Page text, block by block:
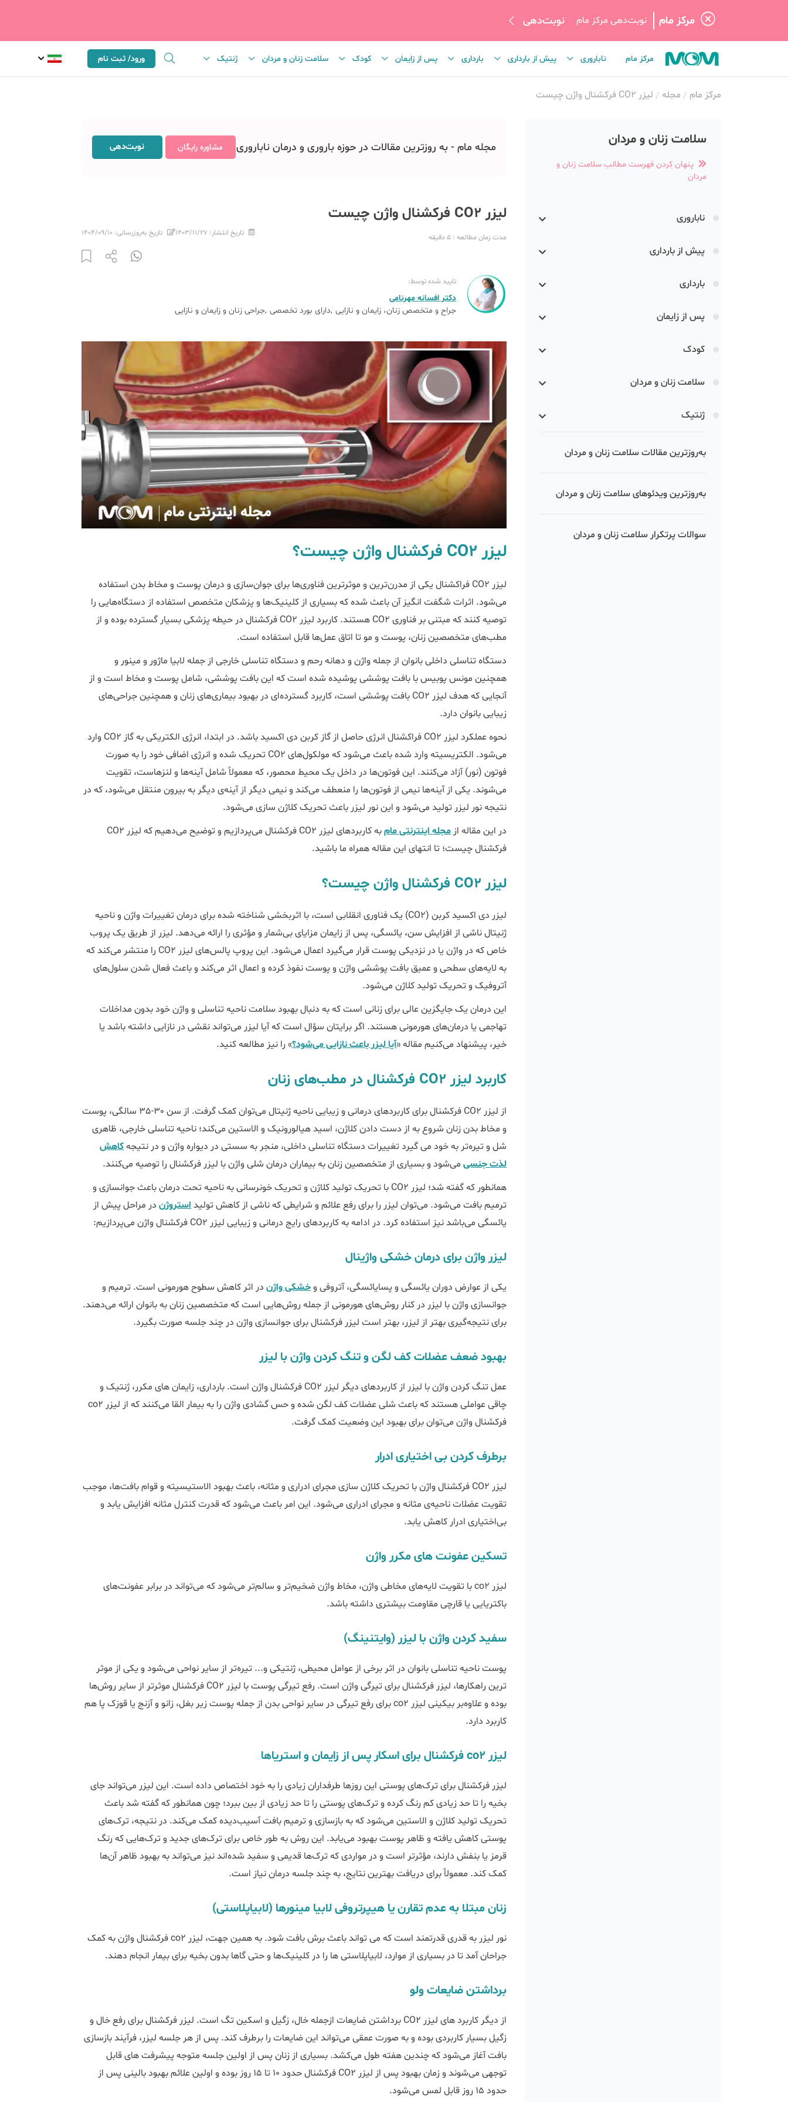
مرکز مام نوبت‌دهی مرکز مام نوبت‌دهی
مرکز مام ناباروری پیش از بارداری بارداری پس از زایمان کودک سلامت زنان و مردان ژنتیک ورود/ ثبت نام
مرکز مام مجله لیزر CO2 فرکشنال واژن چیست
سلامت زنان و مردان
پنهان کردن فهرست مطالب سلامت زنان و
مردان
ناباروری
پیش از بارداری
بارداری
پس از زایمان
کودک
سلامت زنان و مردان
ژنتیک
به‌روزترین مقالات سلامت زنان و مردان
به‌روزترین ویدئوهای سلامت زنان و مردان
سوالات پرتکرار سلامت زنان و مردان
مجله مام - به روزترین مقالات در حوزه باروری و درمان ناباروری مشاوره رایگان نوبت‌دهی
لیزر CO2 فرکشنال واژن چیست
مدت زمان مطالعه: 5 دقیقه تاریخ انتشار: ۱۴۰۳/۱۱/۲۷ تاریخ به‌روزرسانی:۱۴۰۴/۰۹/۱۰
تایید شده توسط:
دکتر افسانه مهرنامی
جراح و متخصص زنان، زایمان و نازایی دارای بورد تخصصی جراحی زنان و زایمان و نازایی
لیزر CO2 فرکشنال واژن چیست؟
لیزر CO2 فراکشنال یکی از مدرن‌ترین و موثرترین فناوری‌ها برای جوان‌سازی و درمان پوست و مخاط بدن استفاده
می‌شود. اثرات شگفت انگیز آن باعث شده که بسیاری از کلینیک‌ها و پزشکان متخصص استفاده از دستگاه‌هایی را
توصیه کنند که مبتنی بر فناوری CO2 هستند. کاربرد لیزر CO2 فرکشنال در حیطه پزشکی بسیار گسترده بوده و از
مطب‌های متخصصین زنان، پوست و مو تا اتاق عمل‌ها قابل استفاده است.
دستگاه تناسلی داخلی بانوان از جمله واژن و دهانه رحم و دستگاه تناسلی خارجی از جمله لابیا ماژور و مینور و
همچنین مونس پوبیس با بافت پوششی پوشیده شده است که این بافت پوششی، شامل پوست و مخاط است و از
آنجایی که هدف لیزر CO2 بافت پوششی است، کاربرد گسترده‌ای در بهبود بیماری‌های زنان و همچنین جراحی‌های
زیبایی بانوان دارد.
نحوه عملکرد لیزر CO2 فراکشنال انرژی حاصل از گاز کربن دی اکسید باشد. در ابتدا، انرژی الکتریکی به گاز CO2 وارد
می‌شود. الکتریسیته وارد شده باعث می‌شود که مولکول‌های CO2 تحریک شده و انرژی اضافی خود را به صورت
فوتون (نور) آزاد می‌کنند. این فوتون‌ها در داخل یک محیط محصور، که معمولاً شامل آینه‌ها و لنزهاست، تقویت
می‌شوند. یکی از آینه‌ها نیمی از فوتون‌ها را منعطف می‌کند و نیمی دیگر از آینه‌ی دیگر به بیرون منتقل می‌شود، که در
نتیجه نور لیزر تولید می‌شود و این نور لیزر باعث تحریک کلاژن سازی می‌شود.
در این مقاله ازمجله اینترنتی مام
به کاربردهای لیزر CO2 فرکشنال می‌پردازیم و توضیح می‌دهیم که لیزر CO2
فرکشنال چیست؛ تا انتهای این مقاله همراه ما باشید.
لیزر CO2 فرکشنال واژن چیست؟
لیزر دی اکسید کربن (CO2) یک فناوری انقلابی است، با اثربخشی شناخته شده برای درمان تغییرات واژن و ناحیه
ژنیتال ناشی از افزایش سن، یائسگی، پس از زایمان مزایای بی‌شمار و مؤثری را ارائه می‌دهد. لیزر از طریق یک پروب
خاص که در واژن یا در نزدیکی پوست قرار می‌گیرد اعمال می‌شود. این پروپ پالس‌های لیزر CO2 را منتشر می‌کند که
به لایه‌های سطحی و عمیق بافت پوششی واژن و پوست نفوذ کرده و اعمال اثر می‌کند و باعث فعال شدن سلول‌های
آتروفیک و تحریک تولید کلاژن می‌شود.
این درمان یک جایگزین عالی برای زنانی است که به دنبال بهبود سلامت ناحیه تناسلی و واژن خود بدون مداخلات
تهاجمی یا درمان‌های هورمونی هستند. اگر برایتان سؤال است که آیا لیزر می‌تواند نقشی در نازایی داشته باشد یا
خیر، پیشنهاد می‌کنیم مقاله «آیا لیزر باعث نازایی می‌شود؟» را نیز مطالعه کنید.
کاربرد لیزر CO2 فرکشنال در مطب‌های زنان
از لیزر CO2 فرکشنال برای کاربردهای درمانی و زیبایی ناحیه ژنیتال می‌توان کمک گرفت. از سن 30-35 سالگی، پوست
و مخاط بدن زنان شروع به از دست دادن کلاژن، اسید هیالورونیک و الاستین می‌کند؛ ناحیه تناسلی خارجی، ظاهری
شل و تیره‌تر به خود می گیرد تغییرات دستگاه تناسلی داخلی، منجر به سستی در دیواره واژن و در نتیجهکاهش
لذت جنسیمی‌شود و بسیاری از متخصصین زنان به بیماران درمان شلی واژن با لیزر فرکشنال را توصیه می‌کنند.
همانطور که گفته شد؛ لیزر CO2 با تحریک تولید کلاژن و تحریک خونرسانی به ناحیه تحت درمان باعث جوانسازی و
ترمیم بافت می‌شود. می‌توان لیزر را برای رفع علائم و شرایطی که ناشی از کاهش تولیداستروژن در مراحل پیش از
یائسگی می‌باشد نیز استفاده کرد. در ادامه به کاربردهای رایج درمانی و زیبایی لیزر CO2 فرکشنال واژن می‌پردازیم:
لیزر واژن برای درمان خشکی واژینال
یکی از عوارض دوران یائسگی و پسایائسگی، آتروفی وخشکی واژندر اثر کاهش سطوح هورمونی است. ترمیم و
جوانسازی واژن با لیزر در کنار روش‌های هورمونی از جمله روش‌هایی است که متخصصین زنان به بانوان ارائه می‌دهند.
برای نتیجه‌گیری بهتر از لیزر، بهتر است لیزر فرکشنال برای جوانسازی واژن در چند جلسه صورت بگیرد.
بهبود ضعف عضلات کف لگن و تنگ کردن واژن با لیزر
عمل تنگ کردن واژن با لیزر از کاربردهای دیگر لیزر CO2 فرکشنال واژن است. بارداری، زایمان های مکرر، ژنتیک و
چاقی عواملی هستند که باعث شلی عضلات کف لگن شده و حس گشادی واژن را به بیمار القا می‌کنند که از لیزر co2
فرکشنال واژن می‌توان برای بهبود این وضعیت کمک گرفت.
برطرف کردن بی اختیاری ادرار
لیزر CO2 فرکشنال واژن با تحریک کلاژن سازی مجرای ادراری و مثانه، باعث بهبود الاستیسیته و قوام بافت‌ها، موجب
تقویت عضلات ناحیه‌ی مثانه و مجرای ادراری می‌شود. این امر باعث می‌شود که قدرت کنترل مثانه افزایش یابد و
بی‌اختیاری ادرار کاهش یابد.
تسکین عفونت های مکرر واژن
لیزر co2 با تقویت لایه‌های مخاطی واژن، مخاط واژن ضخیم‌تر و سالم‌تر می‌شود که می‌تواند در برابر عفونت‌های
باکتریایی یا قارچی مقاومت بیشتری داشته باشد.
سفید کردن واژن با لیزر (وایتنینگ)
پوست ناحیه تناسلی بانوان در اثر برخی از عوامل محیطی، ژنتیکی و... تیره‌تر از سایر نواحی می‌شود و یکی از موثر
ترین راهکارها، لیزر فرکشنال برای تیرگی واژن است. رفع تیرگی پوست با لیزر CO2 فرکشنال موثرتر از سایر روش‌ها
بوده و علاوه‌بر بیکینی لیزر co2 برای رفع تیرگی در سایر نواحی بدن از جمله پوست زیر بغل، زانو و آزنج یا قوزک پا هم
کاربرد دارد.
لیزر co2 فرکشنال برای اسکار پس از زایمان و استریاها
لیزر فرکشنال برای ترک‌های پوستی این روزها طرفداران زیادی را به خود اختصاص داده است. این لیزر می‌تواند جای
بخیه را تا حد زیادی کم رنگ کرده و ترک‌های پوستی را تا حد زیادی از بین ببرد؛ چون همانطور که گفته شد باعث
تحریک تولید کلاژن و الاستین می‌شود که به بازسازی و ترمیم بافت آسیب‌دیده کمک می‌کند. در نتیجه، ترک‌های
پوستی کاهش یافته و ظاهر پوست بهبود می‌یابد. این روش به طور خاص برای ترک‌های جدید و ترک‌هایی که رنگ
قرمز یا بنفش دارند، مؤثرتر است و در مواردی که ترک‌ها قدیمی و سفید شده‌اند نیز می‌تواند به بهبود ظاهر آن‌ها
کمک کند. معمولاً برای دریافت بهترین نتایج، به چند جلسه درمان نیاز است.
زنان مبتلا به عدم تقارن یا هیپرتروفی لابیا مینورها (لابیاپلاستی)
نور لیزر به قدری قدرتمند است که می تواند باعث برش بافت شود. به همین جهت، لیزر co2 فرکشنال واژن به کمک
جراحان آمد تا در بسیاری از موارد، لابیاپلاستی ها را در کلینیک‌ها و حتی گاها بدون بخیه برای بیمار انجام دهند.
برداشتن ضایعات ولو
از دیگر کاربرد های لیزر CO2 برداشتن ضایعات ازجمله خال، زگیل و اسکین تگ است. لیزر فرکشنال برای رفع خال و
زگیل بسیار کاربردی بوده و به صورت عمقی می‌تواند این ضایعات را برطرف کند. پس از هر جلسه لیزر، فرآیند بازسازی
بافت آغاز می‌شود که چندین هفته طول می‌کشد. بسیاری از زنان پس از اولین جلسه متوجه پیشرفت های قابل
توجهی می‌شوند و زمان بهبود پس از لیزر CO2 فرکشنال حدود 10 تا 15 روز بوده و اولین علائم بهبود بالینی پس از
حدود 15 روز قابل لمس می‌شود.